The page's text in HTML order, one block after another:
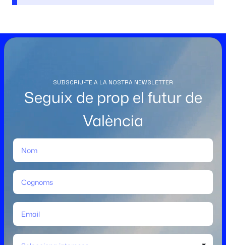
SUBSCRIU-TE A LA NOSTRA NEWSLETTER
Seguix de prop el futur de
València